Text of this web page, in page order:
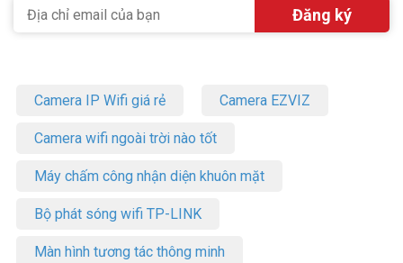
Camera IP Wifi giá rẻ Camera EZVIZ
Camera wifi ngoài trời nào tốt
Máy chấm công nhận diện khuôn mặt
Bộ phát sóng wifi TP-LINK
Màn hình tương tác thông minh